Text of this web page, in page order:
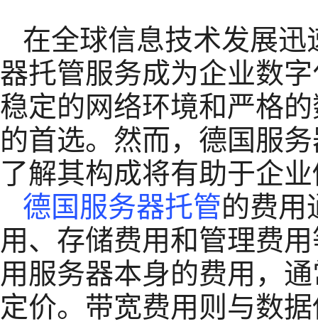
在全球信息技术发展
器托管服务成为企业数
稳定的网络环境和严格
的首选。然而，德国服
了解其构成将有助于企
德国服务器托管的费用
用、存储费用和管理费
用服务器本身的费用，
定价。带宽费用则与数